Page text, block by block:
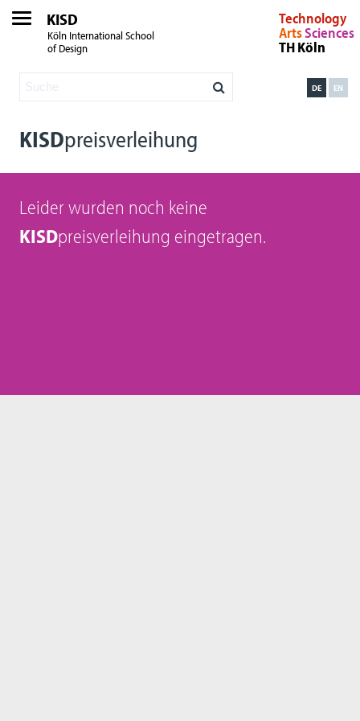
KISD
Köln International School
of Design
Technology
ArtsSciences
TH Köln
EN
DE
KISDpreisverleihung
Leider wurden noch keine
KISDpreisverleihung eingetragen.